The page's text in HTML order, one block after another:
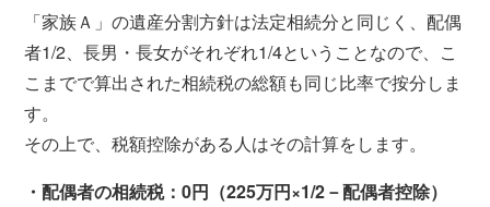
「家族Ａ」の遺産分割方針は法定相続分と同じく、配偶
者1/2、長男・長女がそれぞれ1/4ということなので、こ
こまでで算出された相続税の総額も同じ比率で按分しま
す。
その上で、税額控除がある人はその計算をします。
・配偶者の相続税：0円（225万円×1/2－配偶者控除）